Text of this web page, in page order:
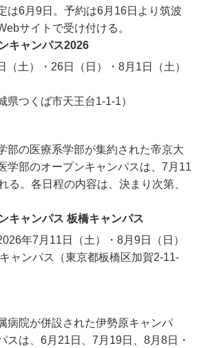
は6月9日。予約は6月16日より筑波
サイトで受け付ける。
キャンパス2026
（土）・26日（日）・8月1日（土）
県つくば市天王台1-1-1）
の医療系学部が集約された帝京大
学部のオープンキャンパスは、7月11
る。各日程の内容は、決まり次第、
キャンパス 板橋キャンパス
年7月11日（土）・8月9日（日）
ャンパス（東京都板橋区加賀2-11-
病院が併設された伊勢原キャンパ
スは、6月21日、7月19日、8月8日・